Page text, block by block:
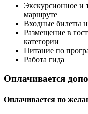
Экскурсионное и
маршруте
Входные билеты
Размещение в
категории
Питание по
Работа гида
Оплачивается
Оплачивается по